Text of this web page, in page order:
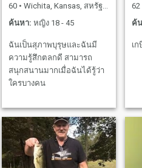
60 • Wichita, Kansas, สหรัฐอเมริกา
ค้นหา: หญิง 18 - 45
ฉันเป็นสุภาพบุรุษและฉันมี
ความรู้สึกตลกดี สามารถ
สนุกสนานมากเมื่อฉันได้รู้ว่า
ใครบางคน
62
ค้
เ